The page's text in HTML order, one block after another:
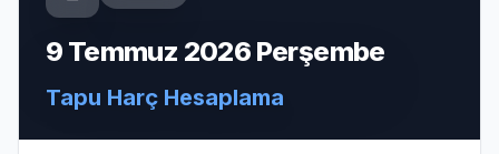
9 Temmuz 2026 Perşembe
Tapu Harç Hesaplama